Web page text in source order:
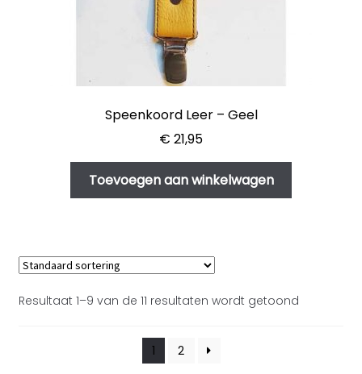
Speenkoord Leer – Geel
€ 21,95
Toevoegen aan winkelwagen
Resultaat 1–9 van de 11 resultaten wordt getoond
1 2